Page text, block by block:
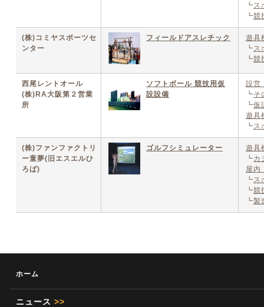
┗ス
┗競
(株)コミヤスポーツセ
ンター
フィールドアスレチック
遊具
┗ス
┗競
西尾レントオール
(株)RA大阪第２営業
所
ソフトボール 競技用仮
設設備
設営
┗そ
┗仮
遊具
┗ス
(株)ファンファクトリ
ー童夢(旧エスエルひ
ろば)
ゴルフシミュレーター
遊具
┗カ
屋内
┗ス
┗競
┗製
ホーム
ニュース >>